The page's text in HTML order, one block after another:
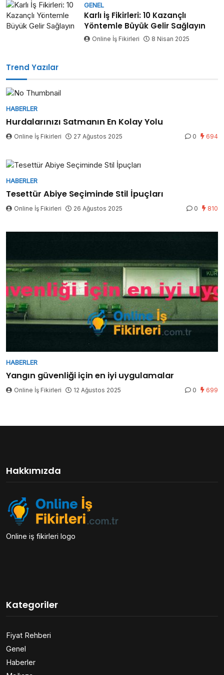
GENEL
Karlı İş Fikirleri: 10 Kazançlı
Yöntemle Büyük Gelir Sağlayın
Online İş Fikirleri 8 Nisan 2025
Trend Yazılar
HABERLER
Hurdalarınızı Satmanın En Kolay Yolu
Online İş Fikirleri 27 Ağustos 2025 0 694
HABERLER
Tesettür Abiye Seçiminde Stil İpuçları
Online İş Fikirleri 26 Ağustos 2025 0 810
HABERLER
Yangın güvenliği için en iyi uygulamalar
Online İş Fikirleri 12 Ağustos 2025 0 699
Hakkımızda
Online iş fikirleri logo
Kategoriler
Fiyat Rehberi
Genel
Haberler